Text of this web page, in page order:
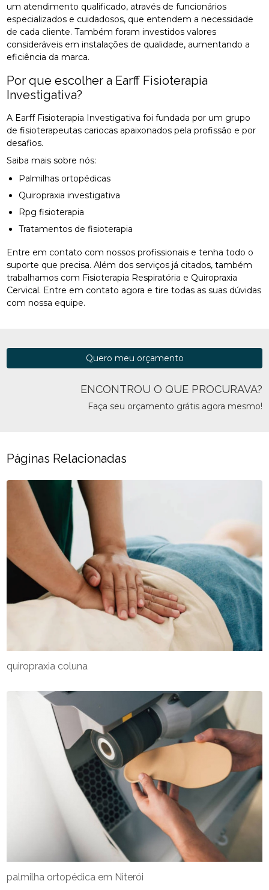
um atendimento qualificado, através de funcionários
especializados e cuidadosos, que entendem a necessidade
de cada cliente. Também foram investidos valores
consideráveis em instalações de qualidade, aumentando a
eficiência da marca.
Por que escolher a Earff Fisioterapia
Investigativa?
A Earff Fisioterapia Investigativa foi fundada por um grupo
de fisioterapeutas cariocas apaixonados pela profissão e por
desafios.
Saiba mais sobre nós:
Palmilhas ortopédicas
Quiropraxia investigativa
Rpg fisioterapia
Tratamentos de fisioterapia
Entre em contato com nossos profissionais e tenha todo o
suporte que precisa. Além dos serviços já citados, também
trabalhamos com Fisioterapia Respiratória e Quiropraxia
Cervical. Entre em contato agora e tire todas as suas dúvidas
com nossa equipe.
ENCONTROU O QUE PROCURAVA?
Faça seu orçamento grátis agora mesmo!
Quero meu orçamento
Páginas Relacionadas
palmilha ortopédica em Niterói
quiropraxia coluna